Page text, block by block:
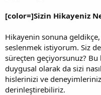
[color=]Sizin Hikayeniz
Hikayenin sonuna
seslenmek istiyorum. Siz
süreçten geçiyorsunuz?
duygusal olarak da sizi
hislerinizi ve
derinleştirebiliriz.